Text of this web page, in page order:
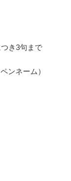
き3句まで
ンネーム）